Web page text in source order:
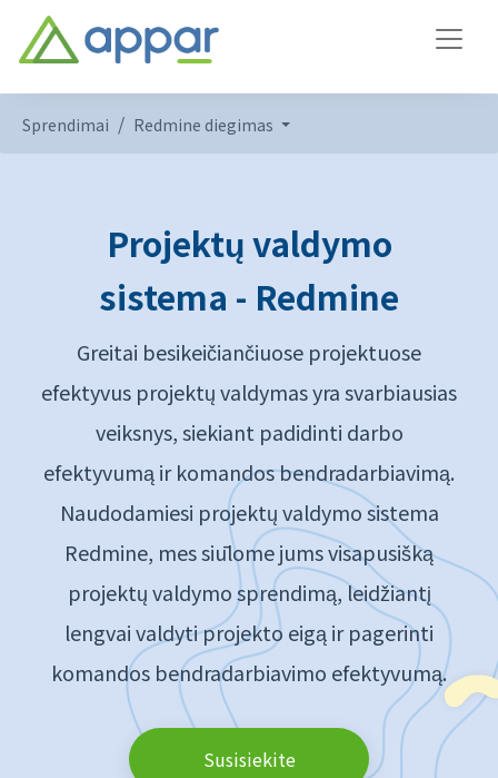
Sprendimai Redmine diegimas
Projektų valdymo
sistema - Redmine
Greitai besikeičiančiuose projektuose
efektyvus projektų valdymas yra svarbiausias
veiksnys, siekiant padidinti darbo
efektyvumą ir komandos bendradarbiavimą.
Naudodamiesi projektų valdymo sistema
Redmine, mes siūlome jums visapusišką
projektų valdymo sprendimą, leidžiantį
lengvai valdyti projekto eigą ir pagerinti
komandos bendradarbiavimo efektyvumą.
Susisiekite